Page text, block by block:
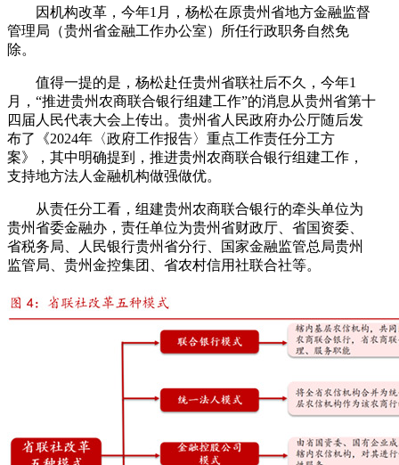
因机构改革，今年1月，杨松在原贵州省地方金融监督
管理局（贵州省金融工作办公室）所任行政职务自然免
除。
值得一提的是，杨松赴任贵州省联社后不久，今年1
月，“推进贵州农商联合银行组建工作”的消息从贵州省第十
四届人民代表大会上传出。贵州省人民政府办公厅随后发
布了《2024年〈政府工作报告〉重点工作责任分工方
案》，其中明确提到，推进贵州农商联合银行组建工作，
支持地方法人金融机构做强做优。
从责任分工看，组建贵州农商联合银行的牵头单位为
贵州省委金融办，责任单位为贵州省财政厅、省国资委、
省税务局、人民银行贵州省分行、国家金融监管总局贵州
监管局、贵州金控集团、省农村信用社联合社等。